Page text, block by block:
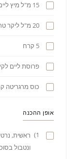
15 מ"ל מיץ ליים
20 מ"ל ליקר טריפל סק
5 קרח
פרוסת ליים
כוס מרגריטה
אופן ההכנה
1)
ראשית,
ונטבול